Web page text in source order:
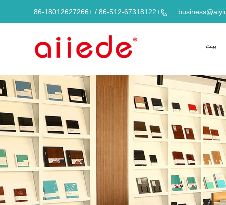

+86-512-67318122 / +86-18012627266
بيت